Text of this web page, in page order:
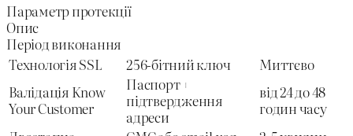
Параметр протекції
Опис
Період виконання
Технологія SSL
256-бітний ключ
Миттєво
Валідація Know
Your Customer
Паспорт +
підтвердження
адреси
від 24 до 48
годин часу